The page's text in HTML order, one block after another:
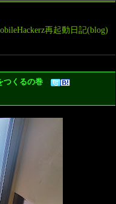
再起動日記(blog)
つくるの巻